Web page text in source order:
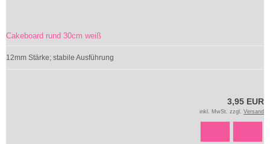
Cakeboard rund 30cm weiß
12mm Stärke; stabile Ausführung
3,95 EUR
inkl. MwSt. zzgl. Versand